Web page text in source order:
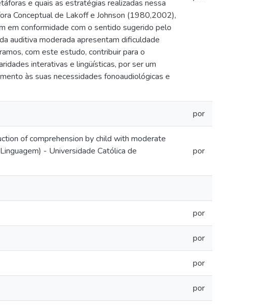
e quais as estratégias realizadas nessa
Conceptual de Lakoff e Johnson (1980,2002),
em conformidade com o sentido sugerido pelo
auditiva moderada apresentam dificuldade
com este estudo, contribuir para o
interativas e lingüísticas, por ser um
às suas necessidades fonoaudiológicas e
por
of comprehension by child with moderate
- Universidade Católica de
por
por
por
por
por